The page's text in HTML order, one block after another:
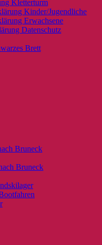
Kletterturm
Kinder/Jugendliche
Erwachsene
Datenschutz
Brett
Bruneck
Bruneck